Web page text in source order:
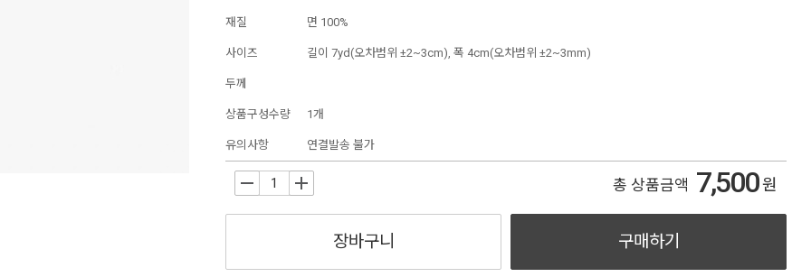
재질 면 100%
사이즈 길이 7yd(오차범위 ±2~3cm), 폭 4cm(오차범위 ±2~3mm)
두께
상품구성수량 1개
유의사항 연결발송 불가
+ 총 상품금액 7,500원
장바구니 구매하기